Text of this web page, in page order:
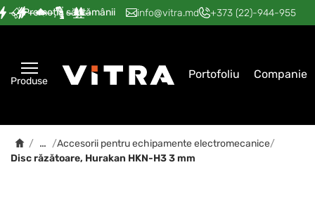
Promoția săptămânii
— — — — — info@vitra.md +373 (22)-944-955
Produse Portofoliu Companie
/ … /Accesorii pentru echipamente electromecanice/
Disc răzătoare, Hurakan HKN-H3 3 mm